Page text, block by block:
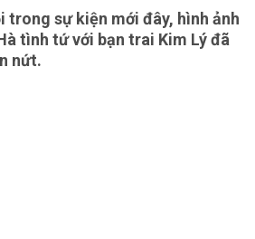
trong sự kiện mới đây, hình ảnh
tình tứ với bạn trai Kim Lý đã
nứt.